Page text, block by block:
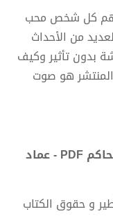
تهم كل شخص محب
من الأحداث
بدون تأثير وكيف
هو صوت
تحميل كتاب فتنة الكرسي وفساد الحاكم PDF - عماد
و حقوق الكتاب